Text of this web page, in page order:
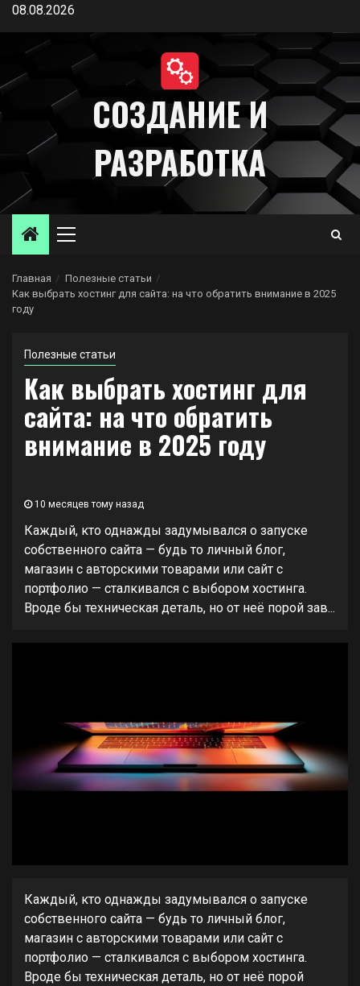
Перейти
содержимому
08.08.2026
СОЗДАНИЕ И
РАЗРАБОТКА
Основное
Главная
Полезные статьи
Как выбрать хостинг для сайта: на что обратить внимание в 2025
году
Полезные статьи
Как выбрать хостинг для
сайта: на что обратить
внимание в 2025 году
10 месяцев тому назад
Каждый, кто однажды задумывался о запуске
собственного сайта — будь то личный блог,
магазин с авторскими товарами или сайт с
портфолио — сталкивался с выбором хостинга.
Вроде бы техническая деталь, но от неё порой зав...
Каждый, кто однажды задумывался о запуске
собственного сайта — будь то личный блог,
магазин с авторскими товарами или сайт с
портфолио — сталкивался с выбором хостинга.
Вроде бы техническая деталь, но от неё порой